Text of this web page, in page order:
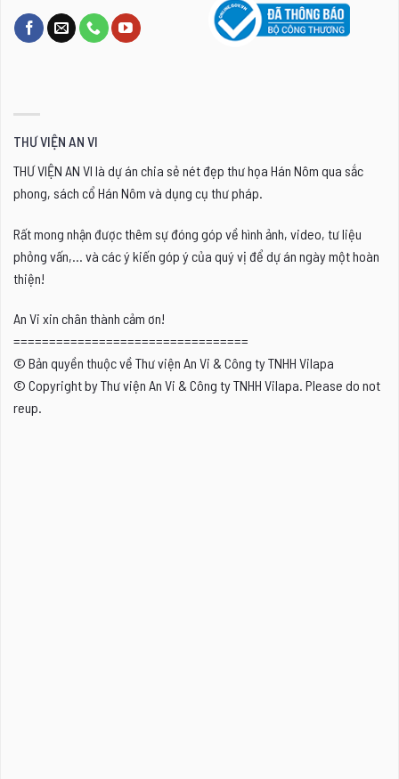
THƯ VIỆN AN VI
THƯ VIỆN AN VI là dự án chia sẻ nét đẹp thư họa Hán Nôm qua sắc
phong, sách cổ Hán Nôm và dụng cụ thư pháp.
Rất mong nhận được thêm sự đóng góp về hình ảnh, video, tư liệu
phỏng vấn,... và các ý kiến góp ý của quý vị để dự án ngày một hoàn
thiện!
An Vi xin chân thành cảm ơn!
=================================
© Bản quyền thuộc về Thư viện An Vi & Công ty TNHH Vilapa
© Copyright by Thư viện An Vi & Công ty TNHH Vilapa. Please do not
reup.